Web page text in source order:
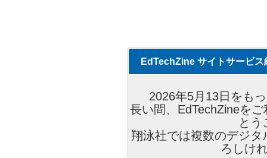
EdTechZine サイトサービス
2026年5月13日をも
長い間、EdTechZineを
とう
翔泳社では複数のデジ
ろしけ